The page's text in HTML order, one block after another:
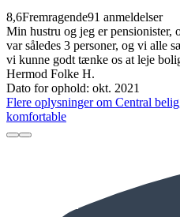
8,6Fremragende91 anmeldelser
Min hustru og jeg er pensionister,
var således 3 personer, og vi alle
vi kunne godt tænke os at leje
Hermod Folke H.
Dato for ophold: okt. 2021
Flere oplysninger om Central
komfortable